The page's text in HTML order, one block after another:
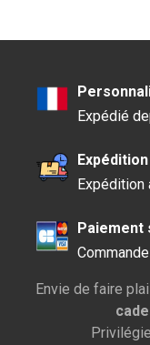
Expédié
Expédition
Paiement
Envie de faire